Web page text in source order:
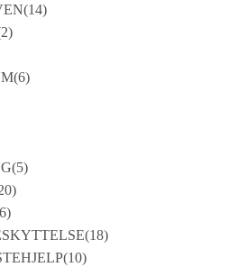
(14)
(6)
(5)
(18)
(10)